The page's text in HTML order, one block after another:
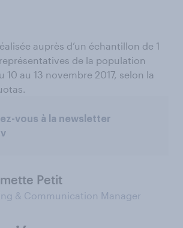
auprès d’un échantillon de 1
de la population
10 au 13 novembre 2017, selon la
vous à la newsletter
Petit
& Communication Manager